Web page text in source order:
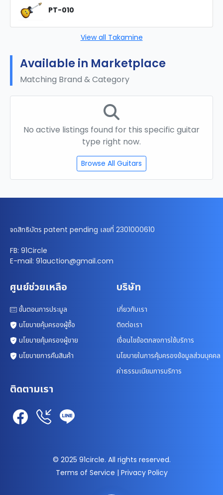
PT-010
View all Takamine
Available in Marketplace
Matching Brand & Category
No active listings found for this specific guitar
type right now.
Browse All Guitars
จดสิทธิบัตร patent pending เลขที่ 2301000610
FB: 91Circle
E-mail: 91auction@gmail.com
ศูนย์ช่วยเหลือ
ขั้นตอนการประมูล
นโยบายคุ้มครองผู้ซื้อ
นโยบายคุ้มครองผู้ขาย
นโยบายการคืนสินค้า
บริษัท
เกี่ยวกับเรา
ติดต่อเรา
เงื่อนไขข้อตกลงการใช้บริการ
นโยบายในการคุ้มครองข้อมูลส่วนบุคคล
ค่าธรรมเนียมการบริการ
ติดตามเรา
© 2025 91circle. All rights reserved.
Terms of Service | Privacy Policy